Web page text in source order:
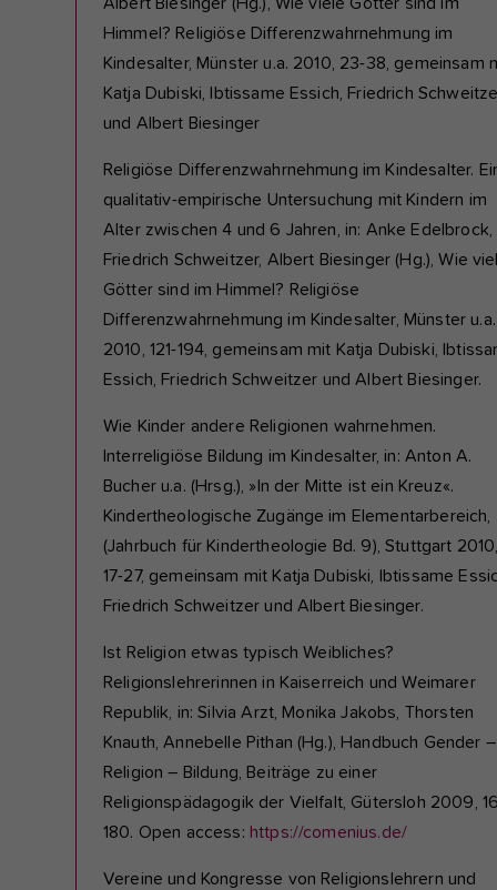
Himmel? Religiöse Differenzwahrnehmung im
Kindesalter, Münster u.a. 2010, 23-38, gemeinsam
Katja Dubiski, Ibtissame Essich, Friedrich
und Albert Biesinger
Religiöse Differenzwahrnehmung im Kindesalter.
qualitativ-empirische Untersuchung mit Kindern im
Alter zwischen 4 und 6 Jahren, in: Anke Edelbrock,
Friedrich Schweitzer, Albert Biesinger (Hg.), Wie
Götter sind im Himmel? Religiöse
Differenzwahrnehmung im Kindesalter, Münster u.a.
2010, 121-194, gemeinsam mit Katja Dubiski,
Essich, Friedrich Schweitzer und Albert Biesinger.
Wie Kinder andere Religionen wahrnehmen.
Interreligiöse Bildung im Kindesalter, in: Anton A.
Bucher u.a. (Hrsg.), »In der Mitte ist ein Kreuz«.
Kindertheologische Zugänge im Elementarbereich,
(Jahrbuch für Kindertheologie Bd. 9), Stuttgart
17-27, gemeinsam mit Katja Dubiski, Ibtissame
Friedrich Schweitzer und Albert Biesinger.
Ist Religion etwas typisch Weibliches?
Religionslehrerinnen in Kaiserreich und Weimarer
Republik, in: Silvia Arzt, Monika Jakobs, Thorsten
Knauth, Annebelle Pithan (Hg.), Handbuch Gender –
Religion – Bildung, Beiträge zu einer
Religionspädagogik der Vielfalt, Gütersloh 2009,
180. Open access: https://comenius.de/
Vereine und Kongresse von Religionslehrern und